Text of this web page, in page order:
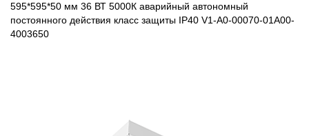
595*595*50 мм 36 ВТ 5000К аварийный автономный
постоянного действия класс защиты IP40 V1-A0-00070-01A00-
4003650